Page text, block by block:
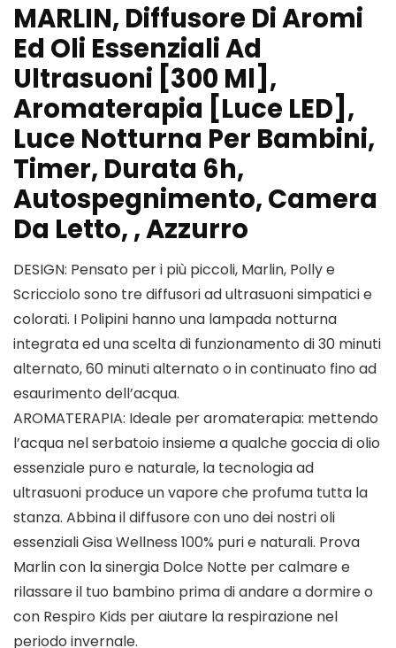
MARLIN, Diffusore Di Aromi
Ed Oli Essenziali Ad
Ultrasuoni [300 Ml],
Aromaterapia [Luce LED],
Luce Notturna Per Bambini,
Timer, Durata 6h,
Autospegnimento, Camera
Da Letto, , Azzurro
DESIGN: Pensato per i più piccoli, Marlin, Polly e
Scricciolo sono tre diffusori ad ultrasuoni simpatici e
colorati. I Polipini hanno una lampada notturna
integrata ed una scelta di funzionamento di 30 minuti
alternato, 60 minuti alternato o in continuato fino ad
esaurimento dell’acqua.
AROMATERAPIA: Ideale per aromaterapia: mettendo
l’acqua nel serbatoio insieme a qualche goccia di olio
essenziale puro e naturale, la tecnologia ad
ultrasuoni produce un vapore che profuma tutta la
stanza. Abbina il diffusore con uno dei nostri oli
essenziali Gisa Wellness 100% puri e naturali. Prova
Marlin con la sinergia Dolce Notte per calmare e
rilassare il tuo bambino prima di andare a dormire o
con Respiro Kids per aiutare la respirazione nel
periodo invernale.